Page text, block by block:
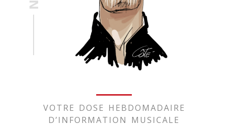
VOTRE DOSE HEBDOMADAIRE
D’INFORMATION MUSICALE